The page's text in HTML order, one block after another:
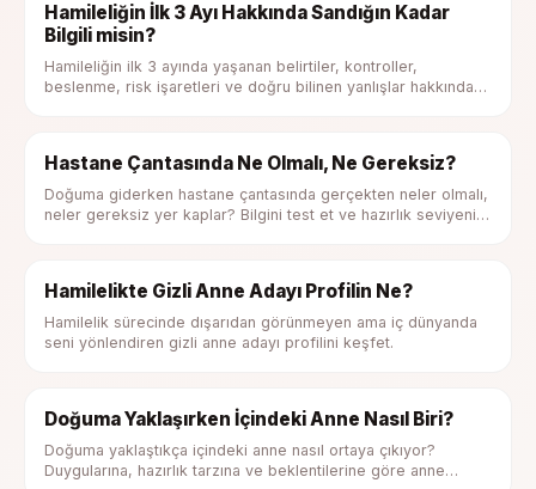
Hamileliğin İlk 3 Ayı Hakkında Sandığın Kadar
Bilgili misin?
Hamileliğin ilk 3 ayında yaşanan belirtiler, kontroller,
beslenme, risk işaretleri ve doğru bilinen yanlışlar hakkında
Hastane Çantasında Ne Olmalı, Ne Gereksiz?
Doğuma giderken hastane çantasında gerçekten neler olmalı,
neler gereksiz yer kaplar? Bilgini test et ve hazırlık seviyeni
Hamilelikte Gizli Anne Adayı Profilin Ne?
Hamilelik sürecinde dışarıdan görünmeyen ama iç dünyanda
seni yönlendiren gizli anne adayı profilini keşfet.
Doğuma Yaklaşırken İçindeki Anne Nasıl Biri?
Doğuma yaklaştıkça içindeki anne nasıl ortaya çıkıyor?
Duygularına, hazırlık tarzına ve beklentilerine göre anne